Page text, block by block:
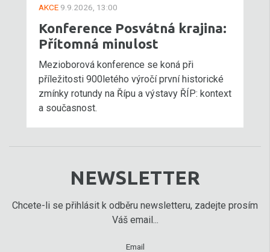
AKCE 9.9.2026, 13:00
Konference Posvátná krajina:
Přítomná minulost
Mezioborová konference se koná při
příležitosti 900letého výročí první historické
zmínky rotundy na Řípu a výstavy ŘÍP: kontext
a současnost.
NEWSLETTER
Chcete-li se přihlásit k odběru newsletteru, zadejte prosím
Váš email...
Email